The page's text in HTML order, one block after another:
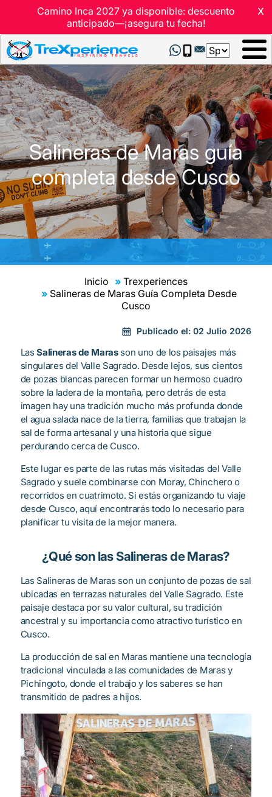
x
Camino Inca 2027 ya disponible: descuento
anticipado—¡asegura tu fecha!
Select
your
language
Salineras de Maras guía
completa desde Cusco
Inicio
Trexperiences
Salineras de Maras Guía Completa Desde
Cusco
Publicado el:02 Julio 2026
LasSalineras de Marasson uno de los paisajes más
singulares del Valle Sagrado. Desde lejos, sus cientos
de pozas blancas parecen formar un hermoso cuadro
sobre la ladera de la montaña, pero detrás de esta
imagen hay una tradición mucho más profunda donde
el agua salada nace de la tierra, familias que trabajan la
sal de forma artesanal y una historia que sigue
perdurando cerca de Cusco.
Este lugar es parte de las rutas más visitadas del Valle
Sagrado y suele combinarse con Moray, Chinchero o
recorridos en cuatrimoto. Si estás organizando tu viaje
desde Cusco, aquí encontrarás todo lo necesario para
planificar tu visita de la mejor manera.
¿Qué son las Salineras de Maras?
Las Salineras de Maras son un conjunto de pozas de sal
ubicadas en terrazas naturales del Valle Sagrado. Este
paisaje destaca por su valor cultural, su tradición
ancestral y su importancia como atractivo turístico en
Cusco.
La producción de sal en Maras mantiene una tecnología
tradicional vinculada a las comunidades de Maras y
Pichingoto, donde el trabajo y los saberes se han
transmitido de padres a hijos.